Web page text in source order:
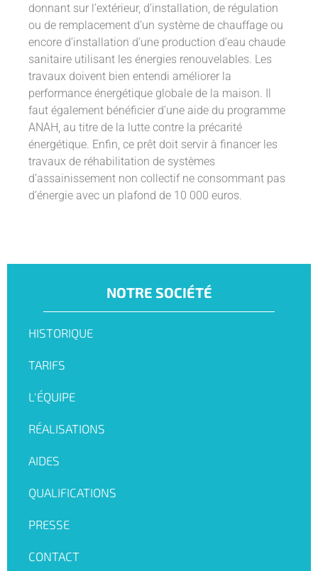
donnant sur l’extérieur, d’installation, de régulation
ou de remplacement d’un système de chauffage ou
encore d’installation d’une production d’eau chaude
sanitaire utilisant les énergies renouvelables. Les
travaux doivent bien entendi améliorer la
performance énergétique globale de la maison. Il
faut également bénéficier d’une aide du programme
ANAH, au titre de la lutte contre la précarité
énergétique. Enfin, ce prêt doit servir à financer les
travaux de réhabilitation de systèmes
d’assainissement non collectif ne consommant pas
d’énergie avec un plafond de 10 000 euros.
NOTRE SOCIÉTÉ
HISTORIQUE
TARIFS
L'ÉQUIPE
RÉALISATIONS
AIDES
QUALIFICATIONS
PRESSE
CONTACT